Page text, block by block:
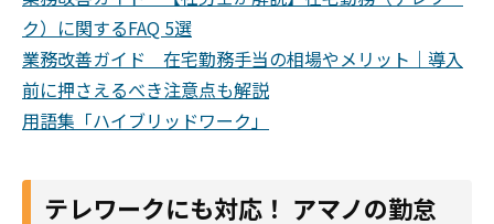
ク）に関するFAQ 5選
業務改善ガイド 在宅勤務手当の相場やメリット｜導入
前に押さえるべき注意点も解説
用語集「ハイブリッドワーク」
テレワークにも対応！ アマノの勤怠